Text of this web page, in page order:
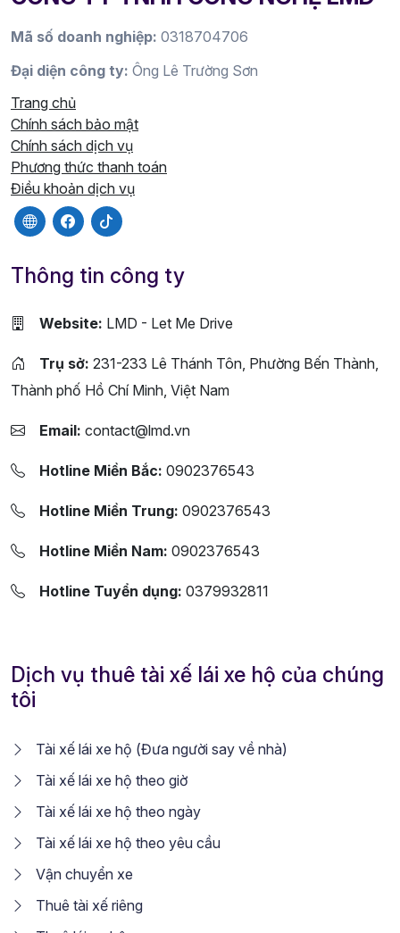
Mã số doanh nghiệp: 0318704706
Đại diện công ty: Ông Lê Trường Sơn
Trang chủ
Chính sách bảo mật
Chính sách dịch vụ
Phương thức thanh toán
Điều khoản dịch vụ
Thông tin công ty
Website: LMD - Let Me Drive
Trụ sở: 231-233 Lê Thánh Tôn, Phường Bến Thành,
Thành phố Hồ Chí Minh, Việt Nam
Email: contact@lmd.vn
Hotline Miền Bắc: 0902376543
Hotline Miền Trung: 0902376543
Hotline Miền Nam: 0902376543
Hotline Tuyển dụng: 0379932811
Dịch vụ thuê tài xế lái xe hộ của chúng
tôi
Tài xế lái xe hộ (Đưa người say về nhà)
Tài xế lái xe hộ theo giờ
Tài xế lái xe hộ theo ngày
Tài xế lái xe hộ theo yêu cầu
Vận chuyển xe
Thuê tài xế riêng